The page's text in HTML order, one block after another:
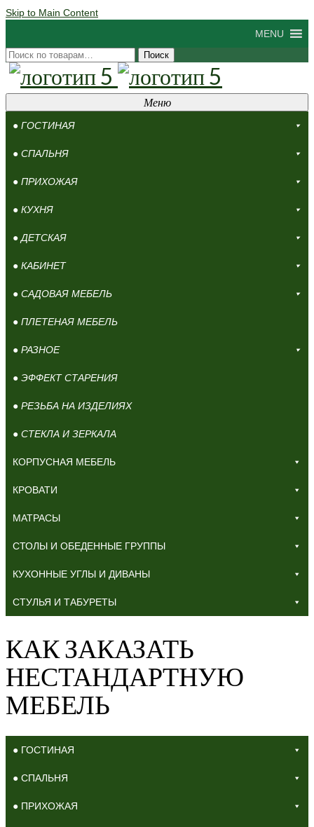
Skip to Main Content
MENU
Искать:
Поиск
Меню
● ГОСТИНАЯ
● СПАЛЬНЯ
● ПРИХОЖАЯ
● КУХНЯ
● ДЕТСКАЯ
● КАБИНЕТ
● САДОВАЯ МЕБЕЛЬ
● ПЛЕТЕНАЯ МЕБЕЛЬ
● РАЗНОЕ
● ЭФФЕКТ СТАРЕНИЯ
● РЕЗЬБА НА ИЗДЕЛИЯХ
● СТЕКЛА И ЗЕРКАЛА
КОРПУСНАЯ МЕБЕЛЬ
КРОВАТИ
МАТРАСЫ
СТОЛЫ И ОБЕДЕННЫЕ ГРУППЫ
КУХОННЫЕ УГЛЫ И ДИВАНЫ
СТУЛЬЯ И ТАБУРЕТЫ
КАК ЗАКАЗАТЬ
НЕСТАНДАРТНУЮ
МЕБЕЛЬ
● ГОСТИНАЯ
● СПАЛЬНЯ
● ПРИХОЖАЯ